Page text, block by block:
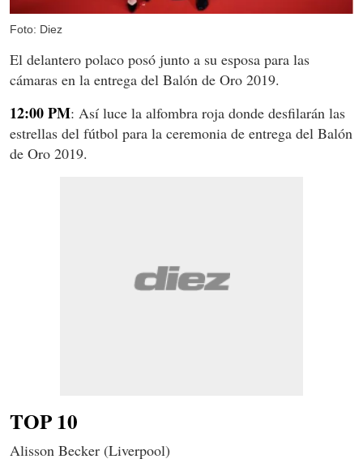
Foto: Diez
El delantero polaco posó junto a su esposa para las
cámaras en la entrega del Balón de Oro 2019.
12:00 PM: Así luce la alfombra roja donde desfilarán las
estrellas del fútbol para la ceremonia de entrega del Balón
de Oro 2019.
TOP 10
Alisson Becker (Liverpool)